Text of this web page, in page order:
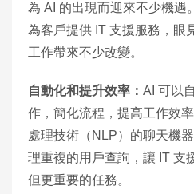
為 AI 的出現而迎來不少機遇
為客戶提供 IT 支援服務，眼
工作帶來不少改變。
自動化和提升效率： AI 可以
作，簡化流程，提高工作效
處理技術（NLP）的聊天機
理重複的用戶查詢，讓 IT 支
但更重要的任務。